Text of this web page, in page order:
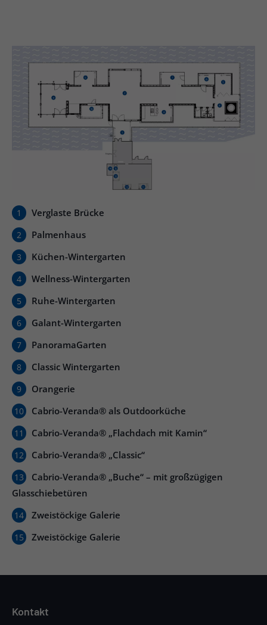
1 Verglaste Brücke
2 Palmenhaus
3 Küchen-Wintergarten
4 Wellness-Wintergarten
5 Ruhe-Wintergarten
6 Galant-Wintergarten
7 PanoramaGarten
8 Classic Wintergarten
9 Orangerie
10 Cabrio-Veranda® als Outdoorküche
11 Cabrio-Veranda® „Flachdach mit Kamin“
12 Cabrio-Veranda® „Classic“
13
Cabrio-Veranda® „Buche“ – mit großzügigen
Glasschiebetüren
14 Zweistöckige Galerie
15 Zweistöckige Galerie
Kontakt